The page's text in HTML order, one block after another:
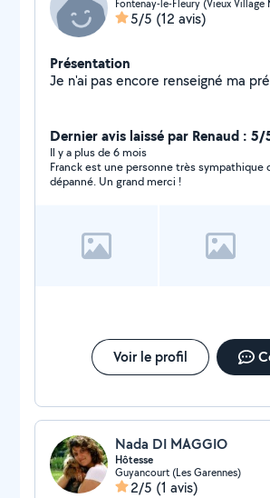
5/5 (12 avis)
Présentation
Je n'ai
Dernier avis laissé par Renaud : 5/
Il y a plus de 6 mois
Franck est une personne très sympathique
dépanné. Un grand merci !
Voir le profil
Nada DI MAGGIO
Hôtesse
Guyancourt (Les Garennes)
2/5 (1 avis)